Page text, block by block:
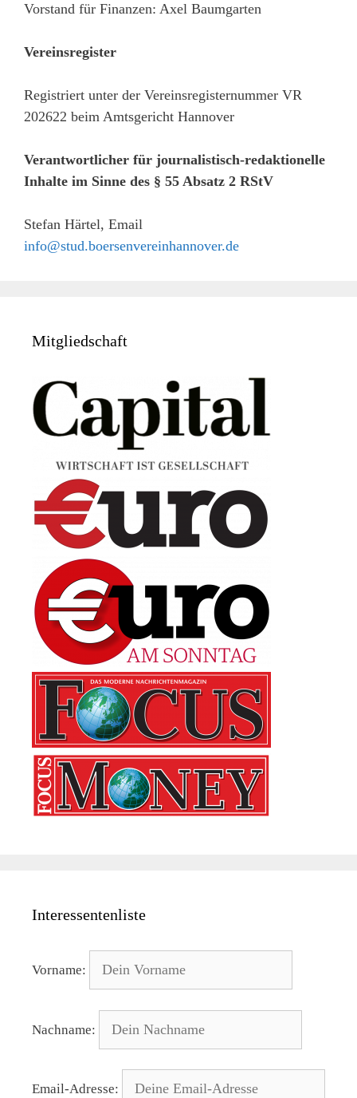
Vorstand für Finanzen: Axel Baumgarten
Vereinsregister
Registriert unter der Vereinsregisternummer VR
202622 beim Amtsgericht Hannover
Verantwortlicher für journalistisch-redaktionelle
Inhalte im Sinne des § 55 Absatz 2 RStV
Stefan Härtel, Email
info@stud.boersenvereinhannover.de
Mitgliedschaft
Interessentenliste
Vorname:
Nachname:
Email-Adresse: